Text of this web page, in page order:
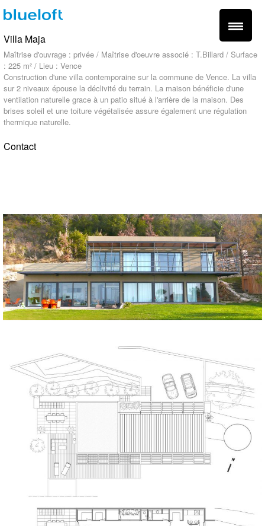
Villa Maja
Maîtrise d'ouvrage : privée / Maîtrise d'oeuvre associé : T.Billard / Surface
: 225 m² / Lieu : Vence
Construction d'une villa contemporaine sur la commune de Vence. La villa
sur 2 niveaux épouse la déclivité du terrain. La maison bénéficie d'une
ventilation naturelle grace à un patio situé à l'arrière de la maison. Des
brises soleil et une toiture végétalisée assure également une régulation
thermique naturelle.
Contact